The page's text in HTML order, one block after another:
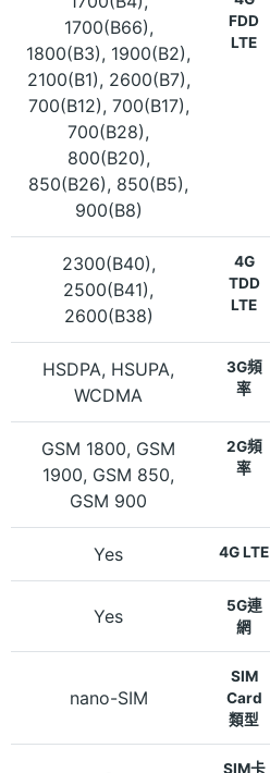
1700(B66),
1800(B3), 1900(B2),
2100(B1), 2600(B7),
700(B12), 700(B17),
700(B28),
800(B20),
850(B26), 850(B5),
900(B8)
FDD
LTE
2300(B40),
2500(B41),
2600(B38)
4G
TDD
LTE
HSDPA, HSUPA,
WCDMA
3G頻
率
GSM 1800, GSM
1900, GSM 850,
GSM 900
2G頻
率
Yes 4G LTE
Yes
5G連
網
nano-SIM
SIM
Card
類型
SIM卡